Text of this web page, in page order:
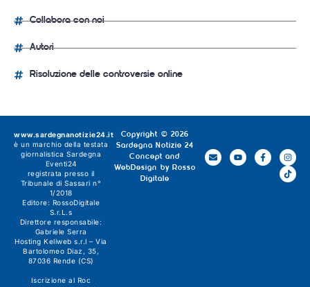
Collabora con noi
Autori
Risoluzione delle controversie online
Copyright © 2026
Sardegna Notizie 24
Concept and
WebDesign by Rosso
Digitale
www.sardegnanotizie24.it
è un marchio della testata
giornalistica Sardegna
Eventi24
registrata presso il
Tribunale di Sassari n°
1/2018
Editore: RossoDigitale
S.r.L.s
Direttore responsabile:
Gabriele Serra
Hosting Keliweb s.r.l – Via
Bartolomeo Diaz, 35,
87036 Rende (CS)
Iscrizione al Roc